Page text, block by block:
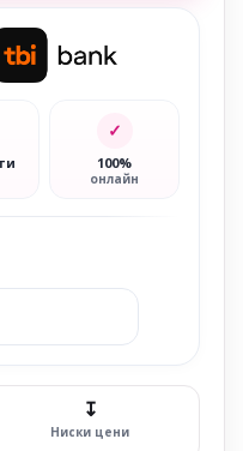
✓
100%
онлайн
↧
Ниски цени